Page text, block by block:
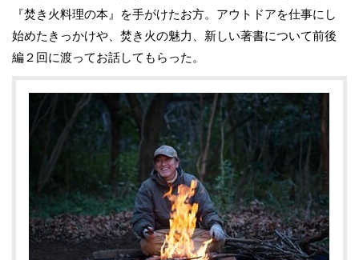
『焚き火料理の本』を手がけたお方。アウトドアを仕事にし
始めたきっかけや、焚き火の魅力、新しい著書について前後
編２回に渡ってお話してもらった。